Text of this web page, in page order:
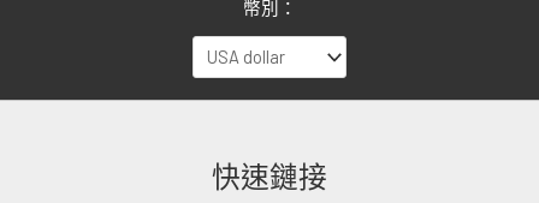
幣別：
快速鏈接